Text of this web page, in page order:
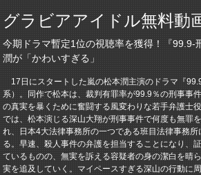
グラビアアイドル無料動
今期ドラマ暫定1位の視聴率を獲得！『99.9‐
潤が「かわいすぎる」
17日にスタートした嵐の松本潤主演のドラマ『
系）。同作で松本は、裁判有罪率が99.9％の刑事事
の真実を暴くために奮闘する風変わりな若手弁護
では、松本演じる深山大翔が刑事事件で何度も無罪
れ、日本4大法律事務所の一つである班目法律事務
る。早速、殺人事件の弁護を担当することになり、
ているものの、無実を訴える容疑者の身の潔白を晴
実を追及していく。マイペースすぎる深山の行動に